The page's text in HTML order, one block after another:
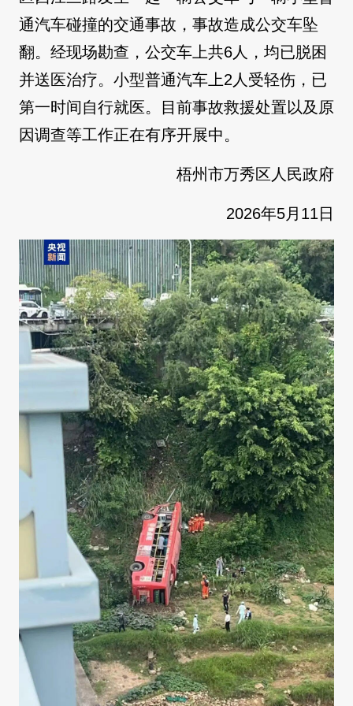
通汽车碰撞的交通事故，事故造成公交车坠
翻。经现场勘查，公交车上共6人，均已脱困
并送医治疗。小型普通汽车上2人受轻伤，已
第一时间自行就医。目前事故救援处置以及原
因调查等工作正在有序开展中。
梧州市万秀区人民政府
2026年5月11日